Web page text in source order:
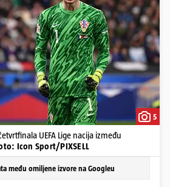
5
UEFA Lige nacija između
Icon Sport/PIXSELL
među omiljene izvore na Googleu